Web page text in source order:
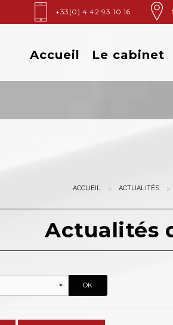
+33(0) 4 42 93 10 16
Accueil Le cabinet
ACCUEIL ACTUALITÉS
Actualités